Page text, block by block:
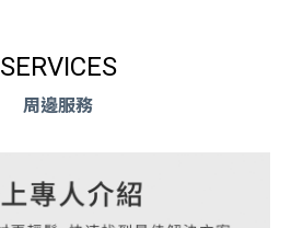
SERVICES
周邊服務